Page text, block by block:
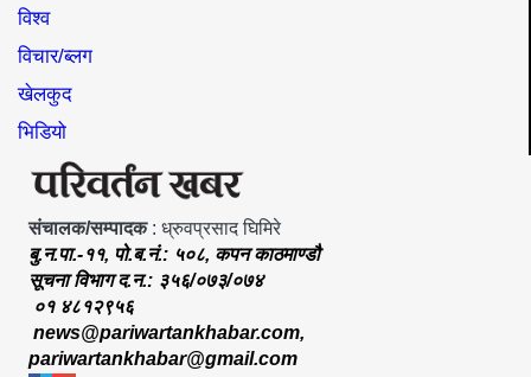
विश्व
विचार/ब्लग
खेलकुद
भिडियो
संचालक/सम्पादक: ध्रुवप्रसाद घिमिरे
बु.न.पा.-११, पो.ब.नं.: ५०८, कपन काठमाण्डौ
सूचना विभाग द.न.: ३५६/०७३/०७४
०१ ४८१२९५६
news@pariwartankhabar.com,
pariwartankhabar@gmail.com